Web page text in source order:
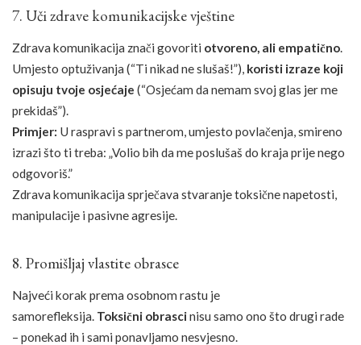
7. Uči zdrave komunikacijske vještine
Zdrava komunikacija znači govoriti otvoreno, ali empatično.
Umjesto optuživanja (“Ti nikad ne slušaš!”), koristi izraze koji
opisuju tvoje osjećaje (“Osjećam da nemam svoj glas jer me
prekidaš”).
Primjer: U raspravi s partnerom, umjesto povlačenja, smireno
izrazi što ti treba: „Volio bih da me poslušaš do kraja prije nego
odgovoriš.”
Zdrava komunikacija sprječava stvaranje toksične napetosti,
manipulacije i pasivne agresije.
8. Promišljaj vlastite obrasce
Najveći korak prema osobnom rastu je
samorefleksija. Toksični obrascinisu samo ono što drugi rade
– ponekad ih i sami ponavljamo nesvjesno.